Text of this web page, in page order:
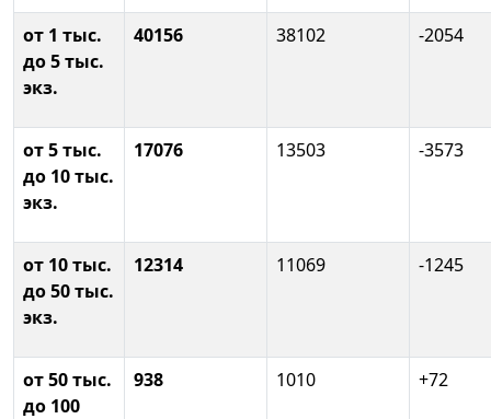
от 1 тыс.
до 5 тыс.
экз.
40156 38102 -2054
от 5 тыс.
до 10 тыс.
экз.
17076 13503 -3573
от 10 тыс.
до 50 тыс.
экз.
12314 11069 -1245
от 50 тыс.
до 100
938 1010 +72